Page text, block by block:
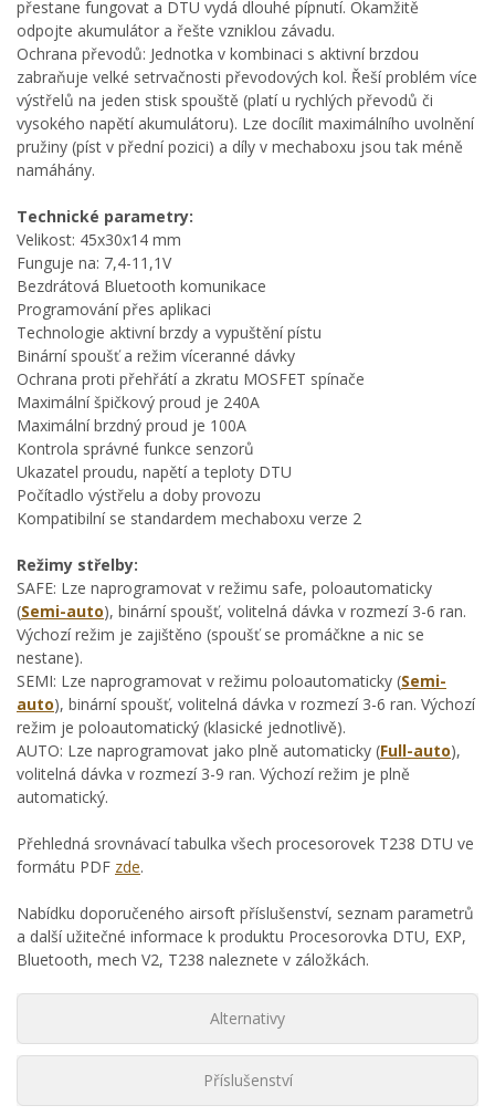
přestane fungovat a DTU vydá dlouhé pípnutí. Okamžitě
odpojte akumulátor a řešte vzniklou závadu.
Ochrana převodů: Jednotka v kombinaci s aktivní brzdou
zabraňuje velké setrvačnosti převodových kol. Řeší problém více
výstřelů na jeden stisk spouště (platí u rychlých převodů či
vysokého napětí akumulátoru). Lze docílit maximálního uvolnění
pružiny (píst v přední pozici) a díly v mechaboxu jsou tak méně
namáhány.
Technické parametry:
Velikost: 45x30x14 mm
Funguje na: 7,4-11,1V
Bezdrátová Bluetooth komunikace
Programování přes aplikaci
Technologie aktivní brzdy a vypuštění pístu
Binární spoušť a režim víceranné dávky
Ochrana proti přehřátí a zkratu MOSFET spínače
Maximální špičkový proud je 240A
Maximální brzdný proud je 100A
Kontrola správné funkce senzorů
Ukazatel proudu, napětí a teploty DTU
Počítadlo výstřelu a doby provozu
Kompatibilní se standardem mechaboxu verze 2
Režimy střelby:
SAFE: Lze naprogramovat v režimu safe, poloautomaticky
(Semi-auto), binární spoušť, volitelná dávka v rozmezí 3-6 ran.
Výchozí režim je zajištěno (spoušť se promáčkne a nic se
nestane).
SEMI: Lze naprogramovat v režimu poloautomaticky (Semi-
auto), binární spoušť, volitelná dávka v rozmezí 3-6 ran. Výchozí
režim je poloautomatický (klasické jednotlivě).
AUTO: Lze naprogramovat jako plně automaticky (Full-auto),
volitelná dávka v rozmezí 3-9 ran. Výchozí režim je plně
automatický.
Přehledná srovnávací tabulka všech procesorovek T238 DTU ve
formátu PDF zde.
Nabídku doporučeného airsoft příslušenství, seznam parametrů
a další užitečné informace k produktu Procesorovka DTU, EXP,
Bluetooth, mech V2, T238 naleznete v záložkách.
Alternativy
Příslušenství